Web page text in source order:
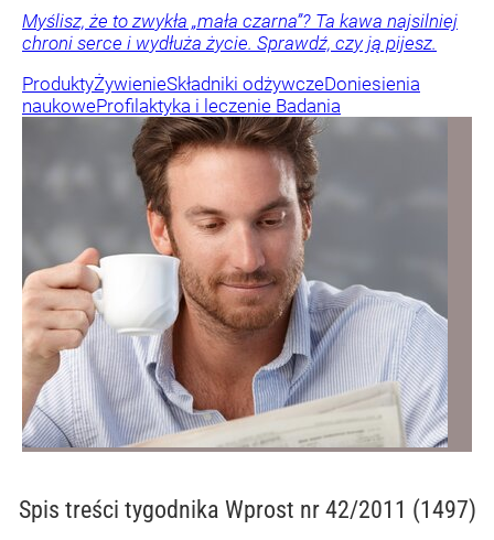
Myślisz, że to zwykła „mała czarna”? Ta kawa najsilniej
chroni serce i wydłuża życie. Sprawdź, czy ją pijesz.
ProduktyŻywienieSkładniki odżywczeDoniesienia
naukoweProfilaktyka i leczenie Badania
Spis treści tygodnika Wprost nr 42/2011 (1497)